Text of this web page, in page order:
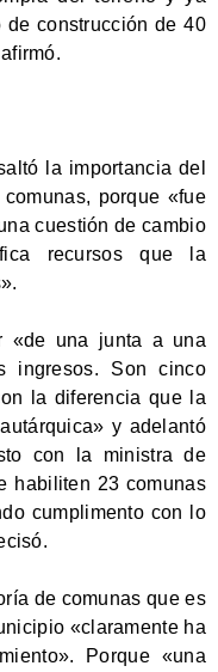
de construcción de 40
la importancia del
porque «fue
cuestión de cambio
recursos que la
«de una junta a una
ingresos. Son cinco
la diferencia que la
y adelantó
con la ministra de
habiliten 23 comunas
cumplimento con lo
de comunas que es
«claramente ha
Porque «una